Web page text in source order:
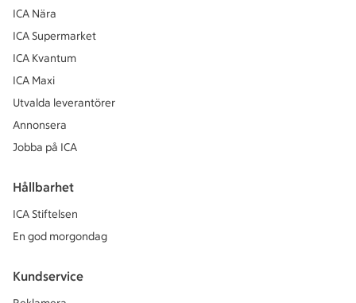
ICA Nära
ICA Supermarket
ICA Kvantum
ICA Maxi
Utvalda leverantörer
Annonsera
Jobba på ICA
Hållbarhet
ICA Stiftelsen
En god morgondag
Kundservice